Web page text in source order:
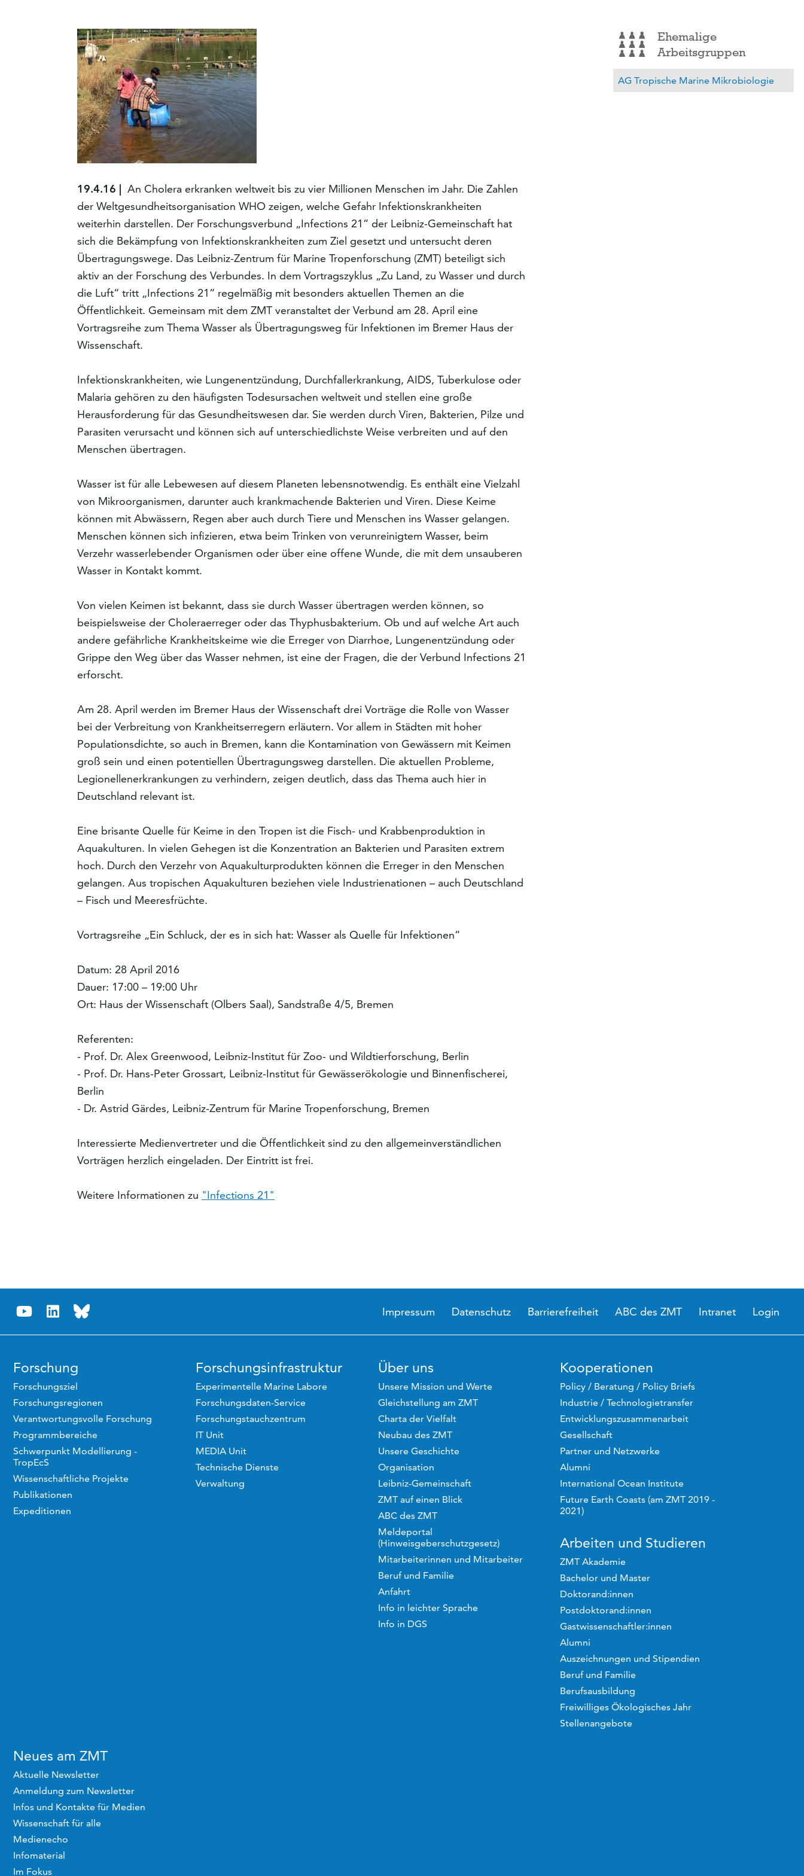
19.4.16 | An Cholera erkranken weltweit bis zu vier Millionen Menschen im Jahr. Die Zahlen
der Weltgesundheitsorganisation WHO zeigen, welche Gefahr Infektionskrankheiten
weiterhin darstellen. Der Forschungsverbund „Infections 21“ der Leibniz-Gemeinschaft hat
sich die Bekämpfung von Infektionskrankheiten zum Ziel gesetzt und untersucht deren
Übertragungswege. Das Leibniz-Zentrum für Marine Tropenforschung (ZMT) beteiligt sich
aktiv an der Forschung des Verbundes. In dem Vortragszyklus „Zu Land, zu Wasser und durch
die Luft“ tritt „Infections 21“ regelmäßig mit besonders aktuellen Themen an die
Öffentlichkeit. Gemeinsam mit dem ZMT veranstaltet der Verbund am 28. April eine
Vortragsreihe zum Thema Wasser als Übertragungsweg für Infektionen im Bremer Haus der
Wissenschaft.
Infektionskrankheiten, wie Lungenentzündung, Durchfallerkrankung, AIDS, Tuberkulose oder
Malaria gehören zu den häufigsten Todesursachen weltweit und stellen eine große
Herausforderung für das Gesundheitswesen dar. Sie werden durch Viren, Bakterien, Pilze und
Parasiten verursacht und können sich auf unterschiedlichste Weise verbreiten und auf den
Menschen übertragen.
Wasser ist für alle Lebewesen auf diesem Planeten lebensnotwendig. Es enthält eine Vielzahl
von Mikroorganismen, darunter auch krankmachende Bakterien und Viren. Diese Keime
können mit Abwässern, Regen aber auch durch Tiere und Menschen ins Wasser gelangen.
Menschen können sich infizieren, etwa beim Trinken von verunreinigtem Wasser, beim
Verzehr wasserlebender Organismen oder über eine offene Wunde, die mit dem unsauberen
Wasser in Kontakt kommt.
Von vielen Keimen ist bekannt, dass sie durch Wasser übertragen werden können, so
beispielsweise der Choleraerreger oder das Thyphusbakterium. Ob und auf welche Art auch
andere gefährliche Krankheitskeime wie die Erreger von Diarrhoe, Lungenentzündung oder
Grippe den Weg über das Wasser nehmen, ist eine der Fragen, die der Verbund Infections 21
erforscht.
Am 28. April werden im Bremer Haus der Wissenschaft drei Vorträge die Rolle von Wasser
bei der Verbreitung von Krankheitserregern erläutern. Vor allem in Städten mit hoher
Populationsdichte, so auch in Bremen, kann die Kontamination von Gewässern mit Keimen
groß sein und einen potentiellen Übertragungsweg darstellen. Die aktuellen Probleme,
Legionellenerkrankungen zu verhindern, zeigen deutlich, dass das Thema auch hier in
Deutschland relevant ist.
Eine brisante Quelle für Keime in den Tropen ist die Fisch- und Krabbenproduktion in
Aquakulturen. In vielen Gehegen ist die Konzentration an Bakterien und Parasiten extrem
hoch. Durch den Verzehr von Aquakulturprodukten können die Erreger in den Menschen
gelangen. Aus tropischen Aquakulturen beziehen viele Industrienationen – auch Deutschland
– Fisch und Meeresfrüchte.
Vortragsreihe „Ein Schluck, der es in sich hat: Wasser als Quelle für Infektionen“
Datum: 28 April 2016
Dauer: 17:00 – 19:00 Uhr
Ort: Haus der Wissenschaft (Olbers Saal), Sandstraße 4/5, Bremen
Referenten:
- Prof. Dr. Alex Greenwood, Leibniz-Institut für Zoo- und Wildtierforschung, Berlin
- Prof. Dr. Hans-Peter Grossart, Leibniz-Institut für Gewässerökologie und Binnenfischerei,
Berlin
- Dr. Astrid Gärdes, Leibniz-Zentrum für Marine Tropenforschung, Bremen
Interessierte Medienvertreter und die Öffentlichkeit sind zu den allgemeinverständlichen
Vorträgen herzlich eingeladen. Der Eintritt ist frei.
Weitere Informationen zu "Infections 21"
Ehemalige
Arbeitsgruppen
AG Tropische Marine Mikrobiologie
Impressum Datenschutz Barrierefreiheit ABC des ZMT Intranet Login
Forschung
Forschungsziel
Forschungsregionen
Verantwortungsvolle Forschung
Programmbereiche
Schwerpunkt Modellierung -
TropEcS
Wissenschaftliche Projekte
Publikationen
Expeditionen
Forschungsinfrastruktur
Experimentelle Marine Labore
Forschungsdaten-Service
Forschungstauchzentrum
IT Unit
MEDIA Unit
Technische Dienste
Verwaltung
Über uns
Unsere Mission und Werte
Gleichstellung am ZMT
Charta der Vielfalt
Neubau des ZMT
Unsere Geschichte
Organisation
Leibniz-Gemeinschaft
ZMT auf einen Blick
ABC des ZMT
Meldeportal
(Hinweisgeberschutzgesetz)
Mitarbeiterinnen und Mitarbeiter
Beruf und Familie
Anfahrt
Info in leichter Sprache
Info in DGS
Kooperationen
Policy / Beratung / Policy Briefs
Industrie / Technologietransfer
Entwicklungszusammenarbeit
Gesellschaft
Partner und Netzwerke
Alumni
International Ocean Institute
Future Earth Coasts (am ZMT 2019 -
2021)
Arbeiten und Studieren
ZMT Akademie
Bachelor und Master
Doktorand:innen
Postdoktorand:innen
Gastwissenschaftler:innen
Alumni
Auszeichnungen und Stipendien
Beruf und Familie
Berufsausbildung
Freiwilliges Ökologisches Jahr
Stellenangebote
Neues am ZMT
Aktuelle Newsletter
Anmeldung zum Newsletter
Infos und Kontakte für Medien
Wissenschaft für alle
Medienecho
Infomaterial
Im Fokus